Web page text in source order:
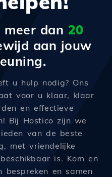
meer dan 20
aan jouw
u hulp nodig? Ons
voor u klaar, klaar
en effectieve
Bij Hostico zijn we
van de beste
met vriendelijke
is. Kom en
en samen